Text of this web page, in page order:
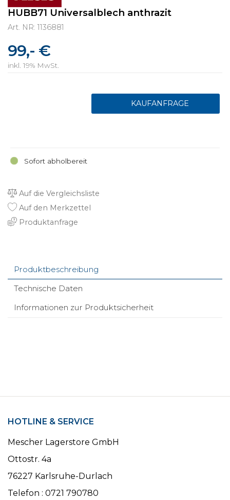
HUBB71 Universalblech anthrazit
Art. NR: 1136881
99,- €
inkl. 19% MwSt.
Sofort abholbereit
Auf die Vergleichsliste
Auf den Merkzettel
Produktanfrage
Produktbeschreibung
Technische Daten
Informationen zur Produktsicherheit
HOTLINE & SERVICE
Mescher Lagerstore GmbH
Ottostr. 4a
76227 Karlsruhe-Durlach
Telefon : 0721 790780